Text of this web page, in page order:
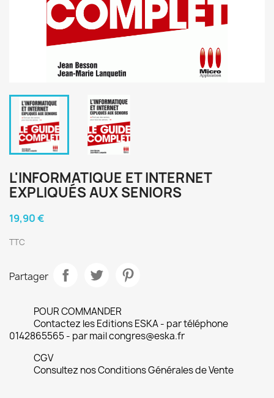
L'INFORMATIQUE ET INTERNET
EXPLIQUÉS AUX SENIORS
19,90 €
TTC
Partager
POUR COMMANDER
Contactez les Editions ESKA - par téléphone
0142865565 - par mail congres@eska.fr
CGV
Consultez nos Conditions Générales de Vente